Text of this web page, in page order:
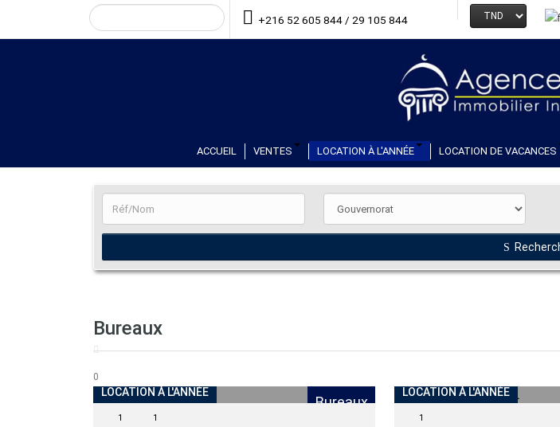
+216 52 605 844 / 29 105 844
ACCUEIL VENTES LOCATION À L'ANNÉE LOCATION DE VACANCES
Bureaux
0
LOCATION À L'ANNÉE
Bureaux
1 1
INDISPONIBLE
LOCATION À L'ANNÉE
1